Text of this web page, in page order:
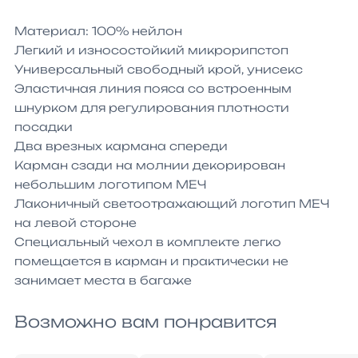
Материал: 100% нейлон
Легкий и износостойкий микрорипстоп
Универсальный свободный крой, унисекс
Эластичная линия пояса со встроенным
шнурком для регулирования плотности
посадки
Два врезных кармана спереди
Карман сзади на молнии декорирован
небольшим логотипом МЕЧ
Лаконичный светоотражающий логотип МЕЧ
на левой стороне
Специальный чехол в комплекте легко
помещается в карман и практически не
занимает места в багаже
Возможно вам понравится